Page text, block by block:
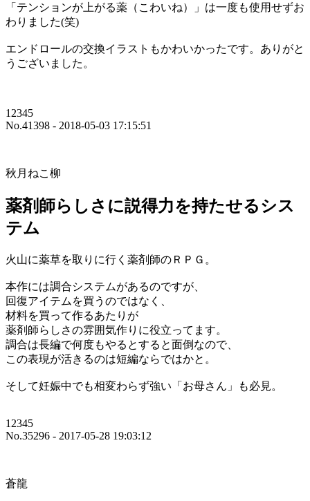
「テンションが上がる薬（こわいね）」は一度も使用せずお
わりました(笑)
エンドロールの交換イラストもかわいかったです。ありがと
うございました。
12345
No.41398 - 2018-05-03 17:15:51
秋月ねこ柳
薬剤師らしさに説得力を持たせるシス
テム
火山に薬草を取りに行く薬剤師のＲＰＧ。
本作には調合システムがあるのですが、
回復アイテムを買うのではなく、
材料を買って作るあたりが
薬剤師らしさの雰囲気作りに役立ってます。
調合は長編で何度もやるとすると面倒なので、
この表現が活きるのは短編ならではかと。
そして妊娠中でも相変わらず強い「お母さん」も必見。
12345
No.35296 - 2017-05-28 19:03:12
蒼龍